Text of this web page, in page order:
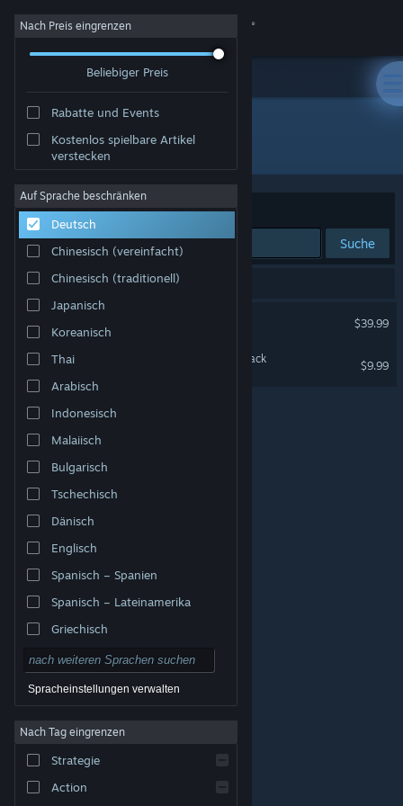
Anmelden
Info
Support
Sprache ändern
Steam-Mobile-App herunterladen
Desktopversion anzeigen
© Valve Corporation. Alle Rechte vorbehalten. Alle
USA und anderen Ländern.
Rechtliches
Barrierefreiheit
Nutzungsvertrag
Nach Preis eingrenzen
Beliebiger Preis
Rabatte und Events
Kostenlos spielbare Artikel
verstecken
Auf Sprache beschränken
Deutsch
Chinesisch (vereinfacht)
Chinesisch (traditionell)
Japanisch
Koreanisch
Thai
Arabisch
Indonesisch
Malaiisch
Bulgarisch
Tschechisch
Dänisch
Englisch
Spanisch – Spanien
Spanisch – Lateinamerika
Griechisch
Spracheinstellungen verwalten
Nach Tag eingrenzen
Strategie
Action
Entwickler: SYCK
Sortieren nach Relevanz
Suche
2 Ergebnisse entsprechen Ihrer Suche.
$39.99
Cris Tales Original Soundtrack
$9.99